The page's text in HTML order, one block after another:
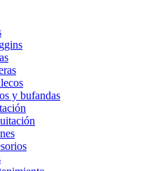
y bufandas